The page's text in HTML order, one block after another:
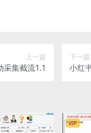
上一篇
采集截流1.1
下一篇
小红
VIP